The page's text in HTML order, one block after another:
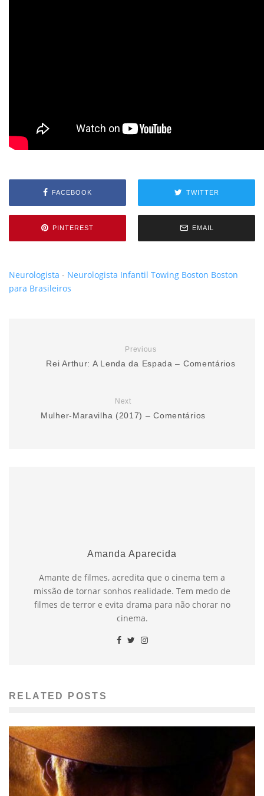
FACEBOOK TWITTER
PINTEREST EMAIL
Neurologista - Neurologista Infantil Towing Boston Boston
para Brasileiros
Previous
Rei Arthur: A Lenda da Espada – Comentários
Next
Mulher-Maravilha (2017) – Comentários
Amanda Aparecida
Amante de filmes, acredita que o cinema tem a
missão de tornar sonhos realidade. Tem medo de
filmes de terror e evita drama para não chorar no
cinema.
RELATED POSTS